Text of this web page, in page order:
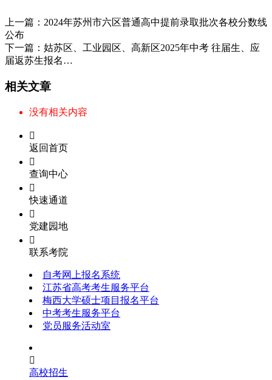
上一篇： 2024年苏州市六区普通高中提前录取批次各校分数线
公布
下一篇： 姑苏区、工业园区、高新区2025年中考 往届生、应
届返苏生报名…
相关文章
没有相关内容

返回首页

查询中心

快速通道

党建园地

联系考院
自考网上报名系统
江苏省高考考生服务平台
梅西大学硕士项目报名平台
中考考生服务平台
党员服务活动室

高校招生